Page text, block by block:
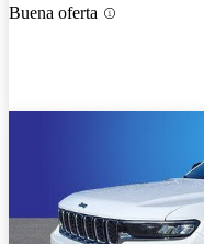
Buena oferta